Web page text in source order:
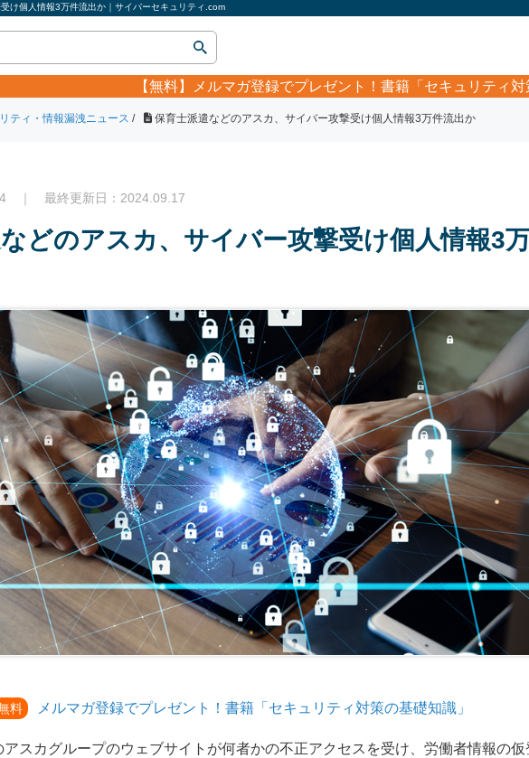
け個人情報3万件流出か｜サイバーセキュリティ.com
【無料】 メルマガ登録でプレゼント！書籍「セキュリティ対
ティ・情報漏洩ニュース / 保育士派遣などのアスカ、サイバー攻撃受け個人情報3万件流出か
｜ 最終更新日：2024.09.17
どのアスカ、サイバー攻撃受け個人情報3
料 メルマガ登録でプレゼント！書籍「セキュリティ対策の基礎知識」
アスカグループのウェブサイトが何者かの不正アクセスを受け、労働者情報の仮